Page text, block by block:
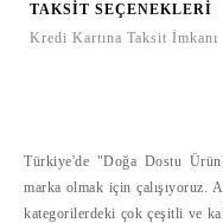
TAKSİT SEÇENEKLERİ
Kredi Kartına Taksit İmkanı
Türkiye'de "Doğa Dostu
marka olmak için çalışıyoruz.
kategorilerdeki çok çeşitli ve